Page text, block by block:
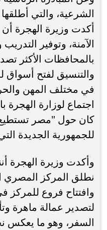
أكدت وزيرة الهجرة أن
الآمنة، وتوفير
بالمحافظات الأكثر
والتنسيق لفتح أسواق
في مختلف المهن
اجتماع لوزارة الهجرة
كان حول "مصر
للجمهورية الجديدة
وأكدت وزيرة الهجرة
نطلق المركز المصري
وافتتاح فروع للمركز
لتصدير عمالة ماهرة
السفر، وهو ما يعكس